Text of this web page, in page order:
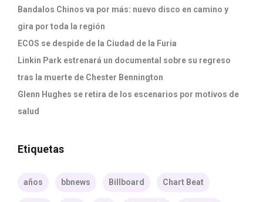
Bandalos Chinos va por más: nuevo disco en camino y
gira por toda la región
ECOS se despide de la Ciudad de la Furia
Linkin Park estrenará un documental sobre su regreso
tras la muerte de Chester Bennington
Glenn Hughes se retira de los escenarios por motivos de
salud
Etiquetas
años bbnews Billboard Chart Beat